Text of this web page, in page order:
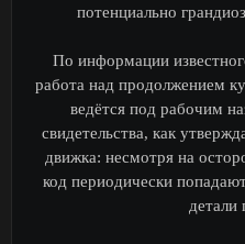
потенциально
По информации
работа над продолжением
ведётся под рабочим
свидетельства, как
движка: несмотря на
код периодически
детали